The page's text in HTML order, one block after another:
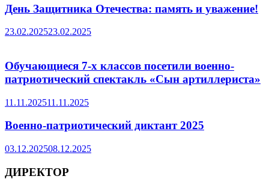
День Защитника Отечества: память и уважение!
23.02.202523.02.2025
Обучающиеся 7-х классов посетили военно-
патриотический спектакль «Сын артиллериста»
11.11.202511.11.2025
Военно-патриотический диктант 2025
03.12.202508.12.2025
ДИРЕКТОР